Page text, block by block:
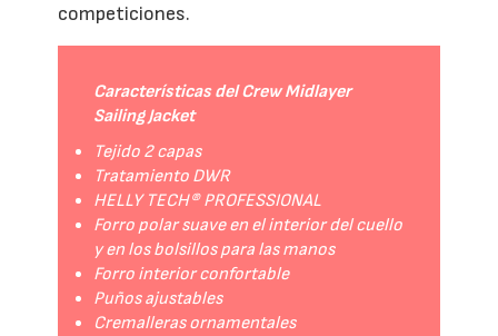
competiciones.
Características del Crew Midlayer
Sailing Jacket
Tejido 2 capas
Tratamiento DWR
HELLY TECH® PROFESSIONAL
Forro polar suave en el interior del cuello
y en los bolsillos para las manos
Forro interior confortable
Puños ajustables
Cremalleras ornamentales